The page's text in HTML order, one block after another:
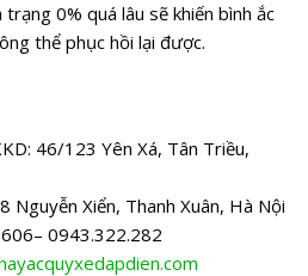
0% quá lâu sẽ khiến bình ắc
thể phục hồi lại được.
46/123 Yên Xá, Tân Triều,
Nguyễn Xiển, Thanh Xuân, Hà Nội
0943.322.282